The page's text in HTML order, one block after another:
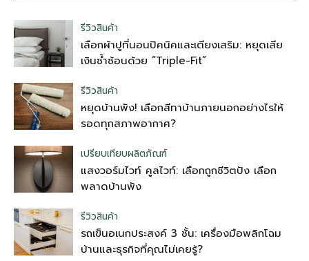
รีวิวสินค้า
เลือกผ้าปูที่นอนปิคนิคและเตียงเสริม: หยุดเสีย
เงินซ้ำซ้อนด้วย “Triple-Fit”
รีวิวสินค้า
หยุดบ้านพัง! เลือกสีทาบ้านภายนอกอย่างไรให้
รอดทุกสภาพอากาศ?
เปรียบเทียบผลิตภัณฑ์
แสงวอร์มไวท์ คูลไวท์: เลือกถูกชีวิตปัง เลือก
พลาดบ้านพัง
รีวิวสินค้า
รถเข็นอเนกประสงค์ 3 ชั้น: เครื่องมือพลิกโฉม
บ้านและธุรกิจที่คุณไม่เคยรู้?